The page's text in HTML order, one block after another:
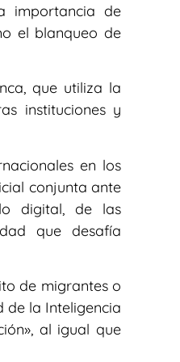
importancia de
el blanqueo de
que utiliza la
instituciones y
en los
conjunta ante
digital, de las
que desafía
de migrantes o
de la Inteligencia
al igual que